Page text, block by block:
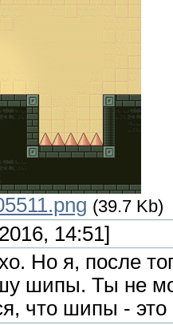
(39.7 Kb)
14:51]
Но я, после
шипы. Ты не
что шипы - это